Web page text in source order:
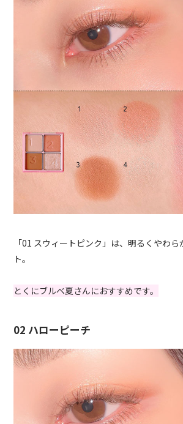
「01 スウィートピンク」は、明るくやわ
ト。
とくにブルベ夏さんにおすすめです。
02 ハローピーチ